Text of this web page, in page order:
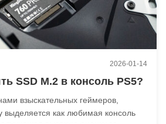
2026-01-14
SSD M.2 в консоль PS5?
взыскательных геймеров,
выделяется как любимая консоль